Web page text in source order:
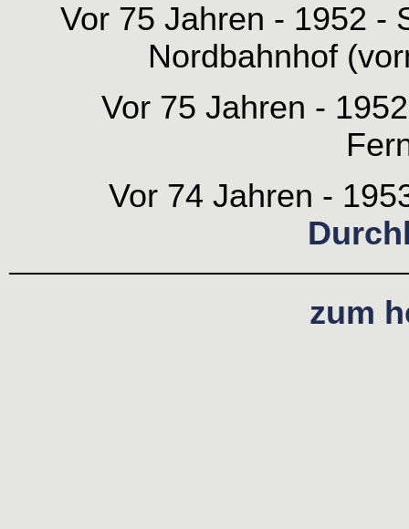
Vor 75 Jahren - 1952 -
Nordbahnhof
Vor 75 Jahren -
Vor 74 Jahren -
zum